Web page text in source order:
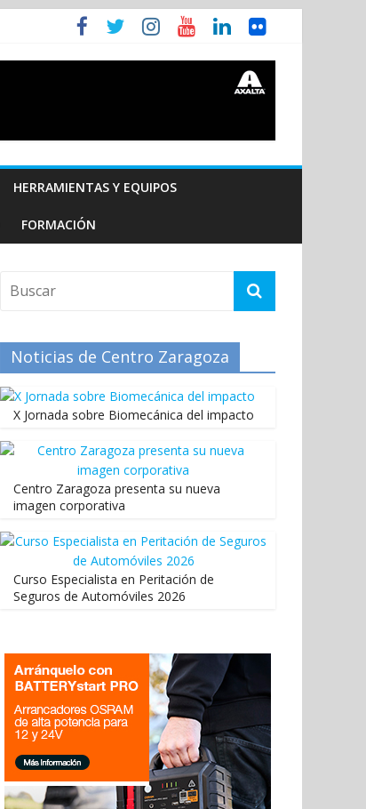
HERRAMIENTAS Y EQUIPOS
FORMACIÓN
Noticias de Centro Zaragoza
X Jornada sobre Biomecánica del impacto
Centro Zaragoza presenta su nueva
imagen corporativa
Curso Especialista en Peritación de
Seguros de Automóviles 2026